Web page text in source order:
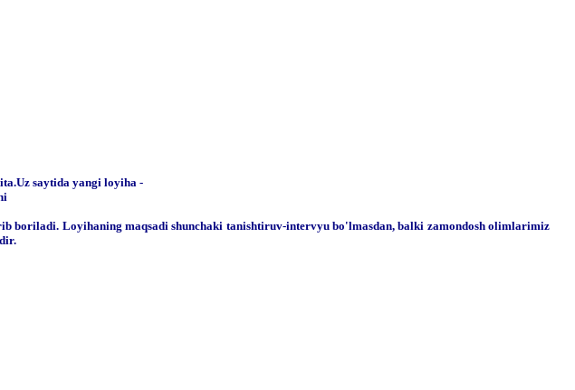
saytida yangi loyiha -
Loyihaning maqsadi shunchaki tanishtiruv-intervyu bo'lmasdan, balki zamondosh olimlarimiz